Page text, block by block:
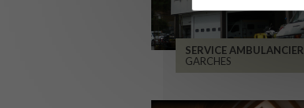
SERVICE AMBULANCIER
GARCHES